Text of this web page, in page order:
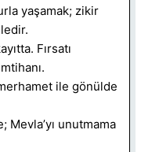
yaşamak; zikir
Fırsatı
ile gönülde
Mevla’yı unutmama